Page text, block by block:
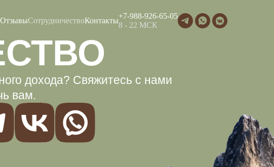
ОтзывыСотрудничествоКонтакты
+7-988-926-65-05
8 - 22 МСК
дохода? Свяжитесь с нами